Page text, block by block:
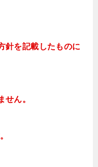
針を記載したものに
せん。